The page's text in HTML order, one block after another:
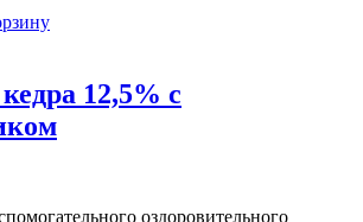
12,5% с
оздоровительного